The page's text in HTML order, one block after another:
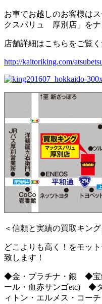
お車でお越しのお客様は
クスバリュ 厚別店」をナ
店舗詳細はこちらをご覧く
http://kaitoriking.com/
＜信頼と実績の買取キン
どこよりも高く！をモッ
致します！
◆金・プラチナ・銀 ◆宝
ール・血赤サンゴetc) ◆
ィトン・エルメス・コー